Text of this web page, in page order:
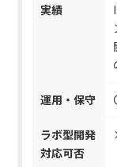
実績
運用・保守
ラボ型開発
対応可否